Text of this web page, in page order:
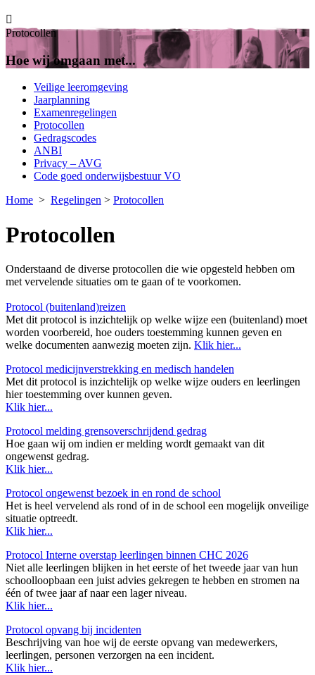

Protocollen
Hoe wij omgaan met...
Veilige leeromgeving
Jaarplanning
Examenregelingen
Protocollen
Gedragscodes
ANBI
Privacy – AVG
Code goed onderwijsbestuur VO
Home > Regelingen > Protocollen
Protocollen
Onderstaand de diverse protocollen die wie opgesteld hebben om
met vervelende situaties om te gaan of te voorkomen.
Protocol (buitenland)reizen
Met dit protocol is inzichtelijk op welke wijze een (buitenland) moet
worden voorbereid, hoe ouders toestemming kunnen geven en
welke documenten aanwezig moeten zijn. Klik hier...
Protocol medicijnverstrekking en medisch handelen
Met dit protocol is inzichtelijk op welke wijze ouders en leerlingen
hier toestemming over kunnen geven.
Klik hier...
Protocol melding grensoverschrijdend gedrag
Hoe gaan wij om indien er melding wordt gemaakt van dit
ongewenst gedrag.
Klik hier...
Protocol ongewenst bezoek in en rond de school
Het is heel vervelend als rond of in de school een mogelijk onveilige
situatie optreedt.
Klik hier...
Protocol Interne overstap leerlingen binnen CHC 2026
Niet alle leerlingen blijken in het eerste of het tweede jaar van hun
schoolloopbaan een juist advies gekregen te hebben en stromen na
één of twee jaar af naar een lager niveau.
Klik hier...
Protocol opvang bij incidenten
Beschrijving van hoe wij de eerste opvang van medewerkers,
leerlingen, personen verzorgen na een incident.
Klik hier...